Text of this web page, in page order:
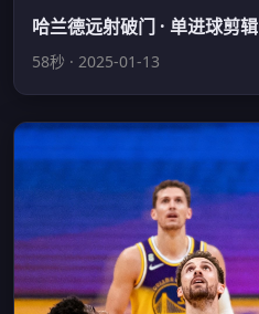
哈兰德远射破门 · 单进球剪辑
58秒 · 2025-01-13